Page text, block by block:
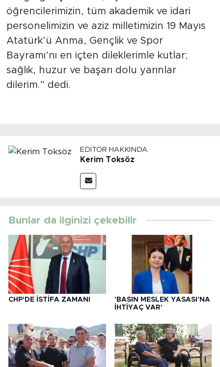
öğrencilerimizin, tüm akademik ve idari
personelimizin ve aziz milletimizin 19 Mayıs
Atatürk’ü Anma, Gençlik ve Spor
Bayramı’nı en içten dileklerimle kutlar;
sağlık, huzur ve başarı dolu yarınlar
dilerim.” dedi.
EDITÖR HAKKINDA
Kerim Toksöz
Bunlar da ilginizi çekebilir
CHP'DE İSTİFA ZAMANI
'BASIN MESLEK YASASI'NA
İHTİYAÇ VAR'